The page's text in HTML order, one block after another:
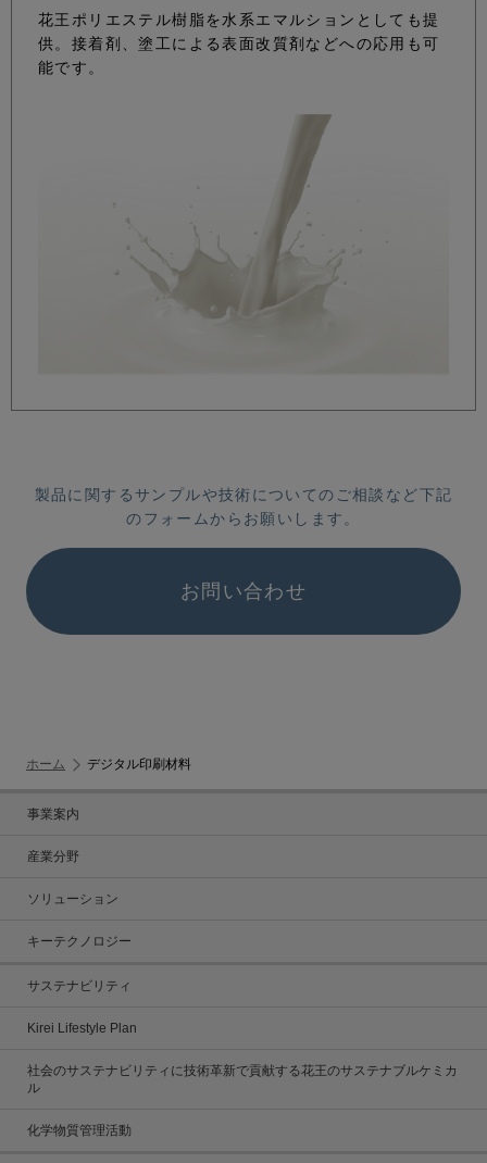
花王ポリエステル樹脂を水系エマルションとしても提
供。接着剤、塗工による表面改質剤などへの応用も可
能です。
製品に関するサンプルや技術についてのご相談など下記
のフォームからお願いします。
お問い合わせ
ホーム デジタル印刷材料
事業案内
産業分野
ソリューション
キーテクノロジー
サステナビリティ
Kirei Lifestyle Plan
社会のサステナビリティに技術革新で貢献する花王のサステナブルケミカ
ル
化学物質管理活動